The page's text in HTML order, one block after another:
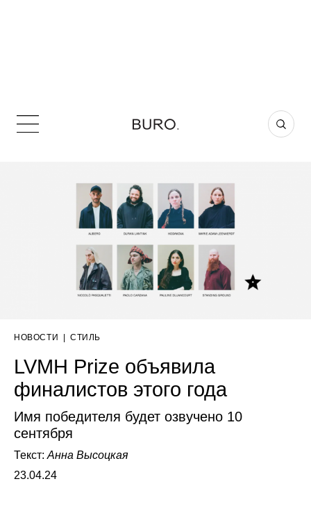
НОВОСТИ СТИЛЬ
LVMH Prize объявила
финалистов этого года
Имя победителя будет озвучено 10
сентября
Текст: Анна Высоцкая
23.04.24